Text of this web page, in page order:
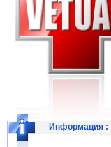
Информация :